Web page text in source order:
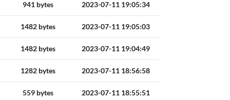
941 bytes 2023-07-11 19:05:34
1482 bytes 2023-07-11 19:05:03
1482 bytes 2023-07-11 19:04:49
1282 bytes 2023-07-11 18:56:58
559 bytes 2023-07-11 18:55:51